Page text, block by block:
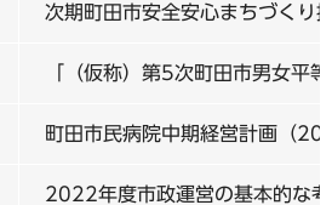
次期町田市安全安心まちづくり
「（仮称）第5次町田市男女平
町田市民病院中期経営計画（
2022年度市政運営の基本的な